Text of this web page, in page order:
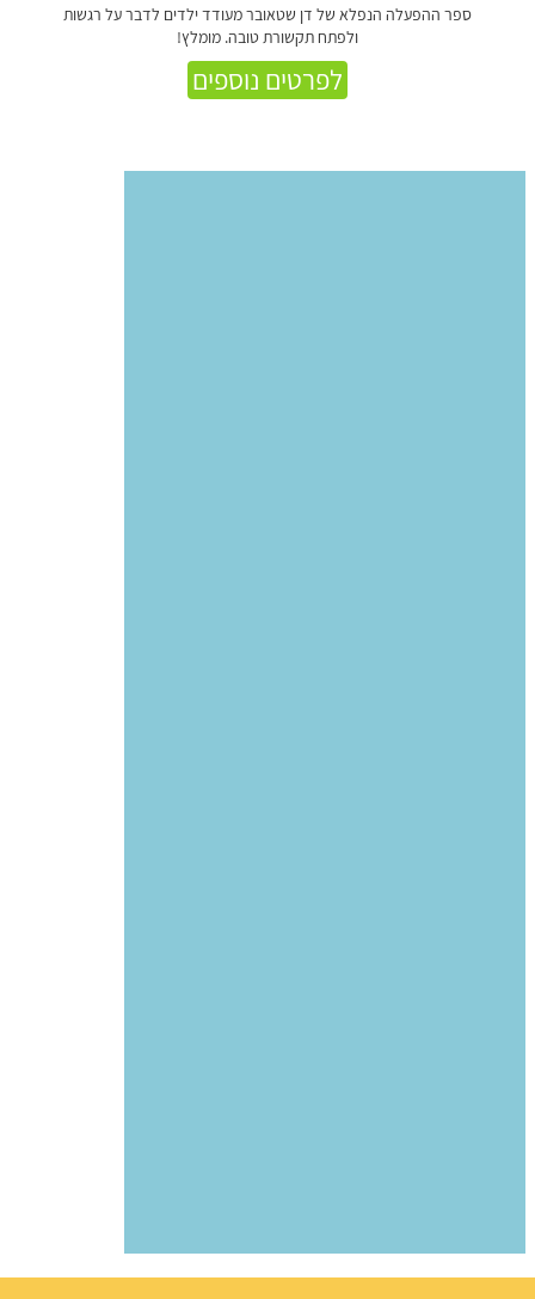
ספר ההפעלה הנפלא של דן שטאובר מעודד ילדים לדבר על רגשות
ולפתח תקשורת טובה. מומלץ!
לפרטים נוספים